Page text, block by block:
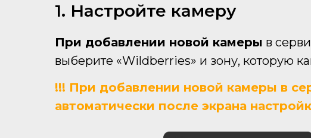
1. Настройте камеру
При добавлении новой камеры в
выберите «Wildberries» и зону, которую
!!! При добавлении новой камеры в
автоматически после экрана